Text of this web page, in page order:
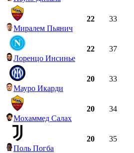
Миралем Пьянич
22 33
Лоренцо Инсинье
22 37
Мауро Икарди
20 33
Мохаммед Салах
20 34
Поль Погба
20 35